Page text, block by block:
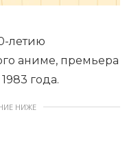
летию
аниме, премьера
года.
НИЖЕ